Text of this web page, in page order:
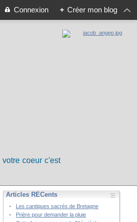
Connexion + Créer mon blog
coeur c'est
Articles RÉCents
Les cantiques sacrés de Bretagne
Prière pour demander la pluie